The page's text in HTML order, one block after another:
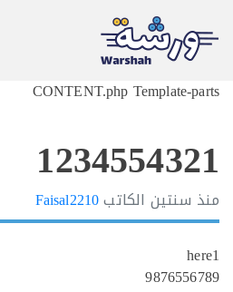
CONTENT.php
سنتينالكاتبFaisal2210